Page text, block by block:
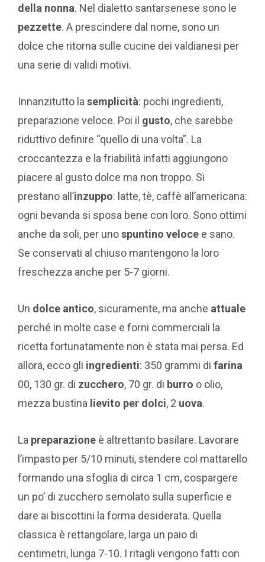
della nonna. Nel dialetto santarsenese sono le
pezzette. A prescindere dal nome, sono un
dolce che ritorna sulle cucine dei valdianesi per
una serie di validi motivi.
Innanzitutto la semplicità: pochi ingredienti,
preparazione veloce. Poi il gusto, che sarebbe
riduttivo definire “quello di una volta”. La
croccantezza e la friabilità infatti aggiungono
piacere al gusto dolce ma non troppo. Si
prestano all’inzuppo: latte, tè, caffè all’americana:
ogni bevanda si sposa bene con loro. Sono ottimi
anche da soli, per unospuntino veloce e sano.
Se conservati al chiuso mantengono la loro
freschezza anche per 5-7 giorni.
Un dolce antico, sicuramente, ma anche attuale
perché in molte case e forni commerciali la
ricetta fortunatamente non è stata mai persa. Ed
allora, ecco gli ingredienti: 350 grammi di farina
00, 130 gr. di zucchero, 70 gr. di burro o olio,
mezza bustina lievito per dolci, 2 uova.
La preparazione è altrettanto basilare. Lavorare
l’impasto per 5/10 minuti, stendere col mattarello
formando una sfoglia di circa 1 cm, cospargere
un po’ di zucchero semolato sulla superficie e
dare ai biscottini la forma desiderata. Quella
classica è rettangolare, larga un paio di
centimetri, lunga 7-10. I ritagli vengono fatti con